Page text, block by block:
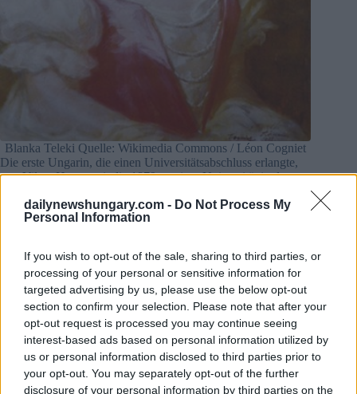
dailynewshungary.com - Do Not Process My
Personal Information
If you wish to opt-out of the sale, sharing to third parties, or
processing of your personal or sensitive information for
targeted advertising by us, please use the below opt-out
section to confirm your selection. Please note that after your
opt-out request is processed you may continue seeing
interest-based ads based on personal information utilized by
us or personal information disclosed to third parties prior to
your opt-out. You may separately opt-out of the further
disclosure of your personal information by third parties on the
Blanka Teleki Quelle: Wikimedia Commons / Léon Cogniet
Die erste Ungarin, die einen Universitätsabschluss erlangte,
war Vilma Hugonnai, die 1879 an einer Universität in der
Ungarn ihren Abschluss erst 1897 an.
Dies geschah zwei Jahre, nachdem Gyula Wlassics, die
erlaubt hatte, Medizin, Geisteswissenschaften und Pharmazie
zu studieren. Der neue Orden wurde am 19. Dezember
angenommen1895. In Kolozsvár begann die erste Frau ihr
Hochschulstudium in1897.